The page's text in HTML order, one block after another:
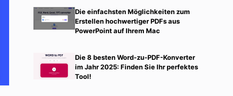
Die einfachsten Möglichkeiten zum
Erstellen hochwertiger PDFs aus
PowerPoint auf Ihrem Mac
Die 8 besten Word-zu-PDF-Konverter
im Jahr 2025: Finden Sie Ihr perfektes
Tool!